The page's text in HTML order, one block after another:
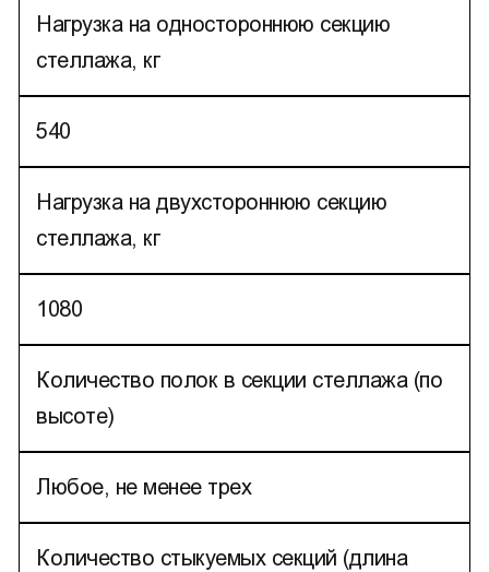
Нагрузка на одностороннюю секцию
стеллажа, кг
540
Нагрузка на двухстороннюю секцию
стеллажа, кг
1080
Количество полок в секции стеллажа (по
высоте)
Любое, не менее трех
Количество стыкуемых секций (длина